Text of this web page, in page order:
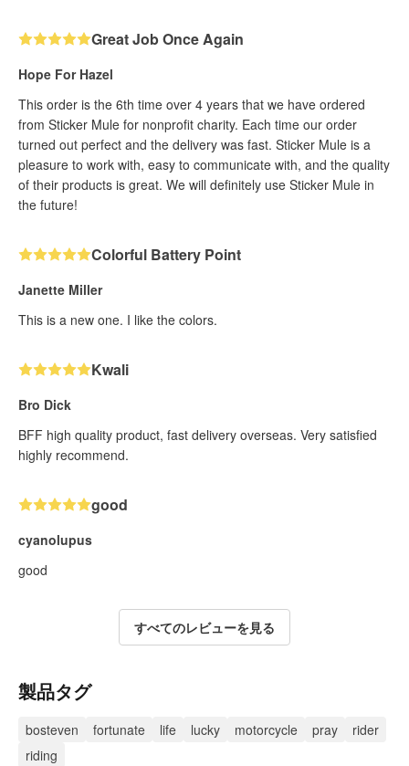
Great Job Once Again
Hope For Hazel
This order is the 6th time over 4 years that we have ordered
from Sticker Mule for nonprofit charity. Each time our order
turned out perfect and the delivery was fast. Sticker Mule is a
pleasure to work with, easy to communicate with, and the quality
of their products is great. We will definitely use Sticker Mule in
the future!
Colorful Battery Point
Janette Miller
This is a new one. I like the colors.
Kwali
Bro Dick
BFF high quality product, fast delivery overseas. Very satisfied
highly recommend.
good
cyanolupus
good
すべてのレビューを見る
製品タグ
bosteven fortunate life lucky motorcycle pray
rider
riding